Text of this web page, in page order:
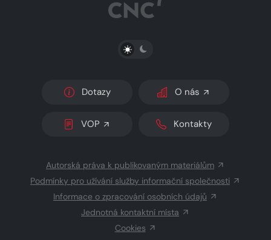
PŘEPNOUT SVĚTLÝ/TMAVÝ REŽIM
Dotazy O nás
VOP Kontakty
Autorská práva k publikovaným materiálům
Podmínky pro užívání služby informační společnosti
Informace o zpracování osobních údajů
Jednotná kontaktní místa
Cookies